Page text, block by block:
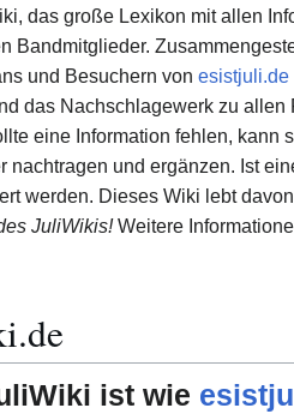
das große Lexikon mit allen
Bandmitglieder.
und Besuchern von esistjuli.de
das Nachschlagewerk zu allen
eine Information fehlen, kann
nachtragen und ergänzen. Ist
werden. Dieses Wiki lebt
JuliWikis!Weitere
ist wie